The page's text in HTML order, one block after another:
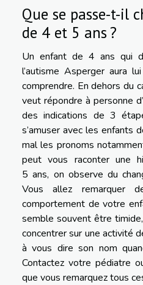
Que se passe-t-il
de 4 et 5 ans ?
Un enfant de 4 ans qui
l’autisme Asperger aura
comprendre. En dehors du
veut répondre à personne
des indications de 3
s’amuser avec les enfants
mal les pronoms
peut vous raconter une
5 ans, on observe du
Vous allez remarquer
comportement de votre
semble souvent être
concentrer sur une activité
à vous dire son nom
Contactez votre pédiatre
que vous remarquez tous